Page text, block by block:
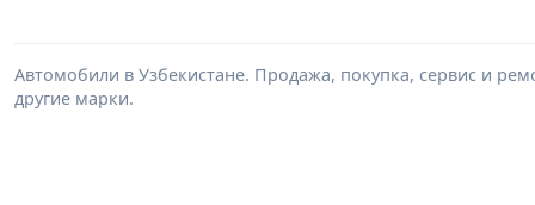
Автомобили в Узбекистане. Продажа, покупка, сервис и
другие марки.